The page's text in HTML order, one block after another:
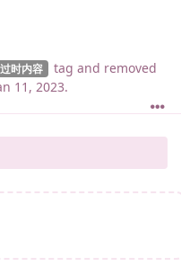
过时内容 tag and removed
11, 2023.